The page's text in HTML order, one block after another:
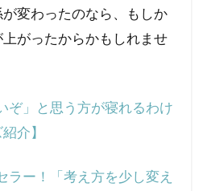
変わったのなら、もしか
がったからかもしれませ
ぞ」と思う方が寝れるわけ
介】
ラー！「考え方を少し変え